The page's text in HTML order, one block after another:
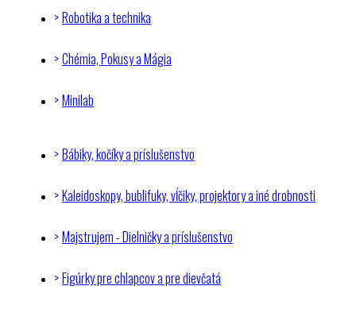
Robotika a technika
Chémia, Pokusy a Mágia
Minilab
Bábiky, kočíky a príslušenstvo
Kaleidoskopy, bublifuky, vĺčiky, projektory a iné drobnosti
Majstrujem - Dielničky a príslušenstvo
Figúrky pre chlapcov a pre dievčatá